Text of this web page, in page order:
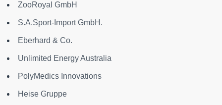
ZooRoyal GmbH
S.A.Sport-Import GmbH.
Eberhard & Co.
Unlimited Energy Australia
PolyMedics Innovations
Heise Gruppe